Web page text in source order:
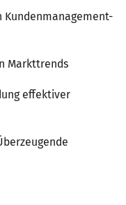
Kundenmanagement-
Markttrends
effektiver